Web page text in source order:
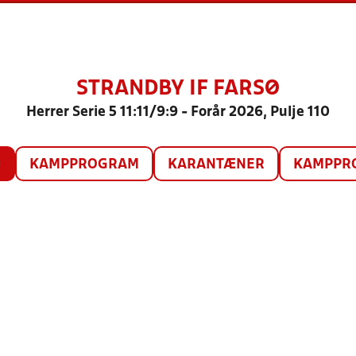
STRANDBY IF FARSØ
Herrer Serie 5 11:11/9:9 - Forår 2026, Pulje 110
KAMPPROGRAM KARANTÆNER